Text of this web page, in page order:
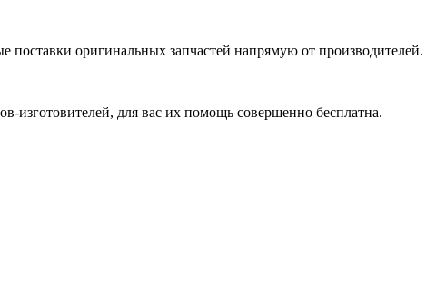
поставки оригинальных запчастей напрямую от производителей.
для вас их помощь совершенно бесплатна.